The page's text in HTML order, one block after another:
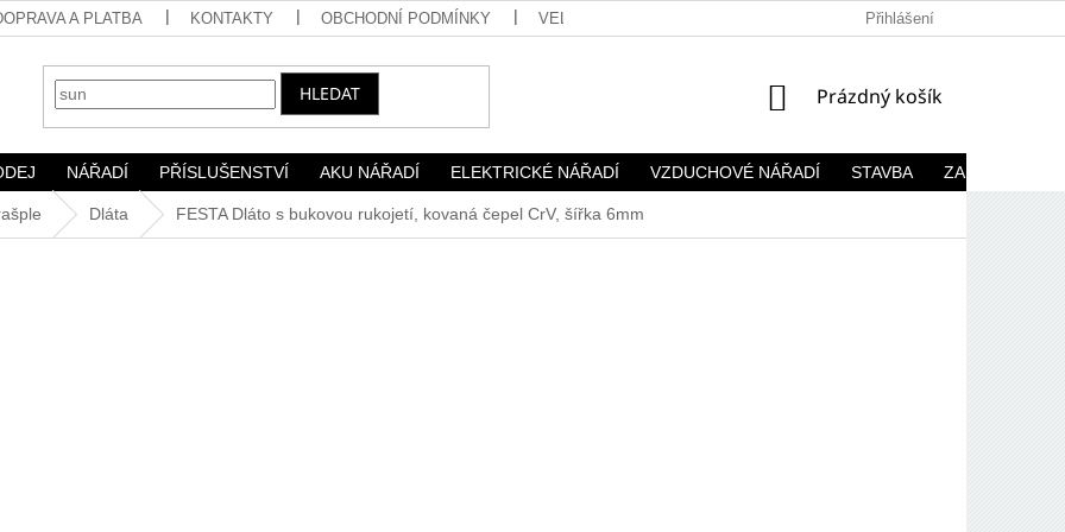
A PLATBA KONTAKTY OBCHODNÍ PODMÍNKY VELKOOBCHOD Přihlášení
HLEDAT
NÁKUPNÍ
Prázdný košík
NÁŘADÍ PŘÍSLUŠENSTVÍ AKU NÁŘADÍ ELEKTRICKÉ NÁŘADÍ VZDUCHOVÉ NÁŘADÍ STAVBA ZAHRADA
Dláta FESTA Dláto s bukovou rukojetí, kovaná čepel CrV, šířka 6mm